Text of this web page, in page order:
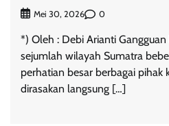
Mei 30, 2026 0
*) Oleh : Debi Arianti
sejumlah wilayah Sumatra
perhatian besar berbagai pihak
dirasakan langsung […]